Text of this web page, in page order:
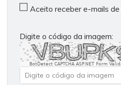
Aceito receber e-mails
Digite o código da imagem:
BotDetect CAPTCHA ASP.NET Form